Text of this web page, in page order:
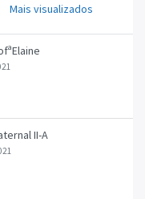
Mais visualizados
II-A